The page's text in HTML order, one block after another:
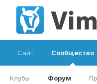
Сайт Сообщество
Клубы Форум